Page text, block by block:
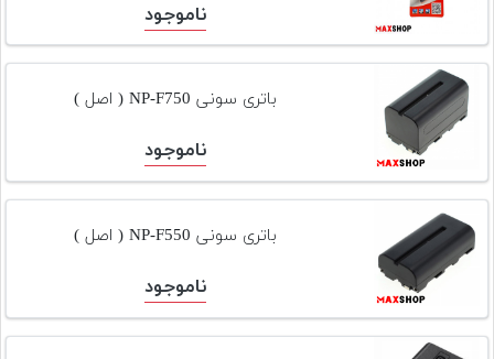
ناموجود
باتری سونی NP-F750 ( اصل )
ناموجود
باتری سونی NP-F550 ( اصل )
ناموجود